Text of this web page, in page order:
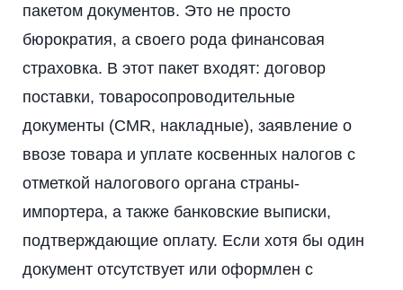
пакетом документов. Это не просто
бюрократия, а своего рода финансовая
страховка. В этот пакет входят: договор
поставки, товаросопроводительные
документы (CMR, накладные), заявление о
ввозе товара и уплате косвенных налогов с
отметкой налогового органа страны-
импортера, а также банковские выписки,
подтверждающие оплату. Если хотя бы один
документ отсутствует или оформлен с